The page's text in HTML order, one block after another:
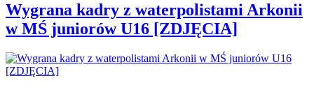
Wygrana kadry z waterpolistami Arkonii
w MŚ juniorów U16 [ZDJĘCIA]